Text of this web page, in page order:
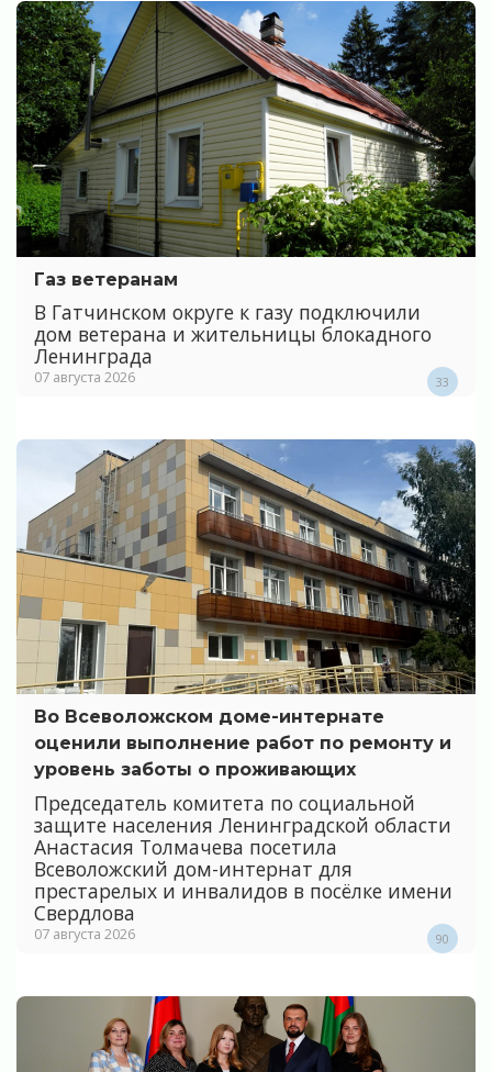
Газ ветеранам
В Гатчинском округе к газу подключили
дом ветерана и жительницы блокадного
Ленинграда
07 августа 2026 33
Во Всеволожском доме-интернате
оценили выполнение работ по ремонту и
уровень заботы о проживающих
Председатель комитета по социальной
защите населения Ленинградской области
Анастасия Толмачева посетила
Всеволожский дом-интернат для
престарелых и инвалидов в посёлке имени
Свердлова
07 августа 2026 90